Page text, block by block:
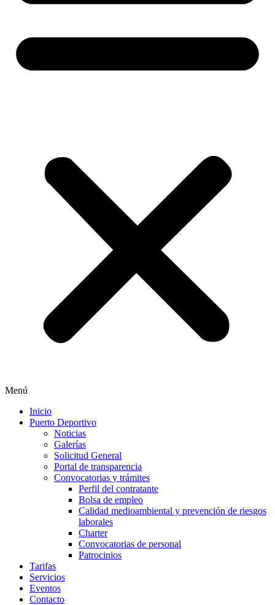
Menú
Inicio
Puerto Deportivo
Noticias
Galerías
Solicitud General
Portal de transparencia
Convocatorias y trámites
Perfil del contratante
Bolsa de empleo
Calidad medioambiental y prevención de riesgos
laborales
Charter
Convocatorias de personal
Patrocinios
Tarifas
Servicios
Eventos
Contacto